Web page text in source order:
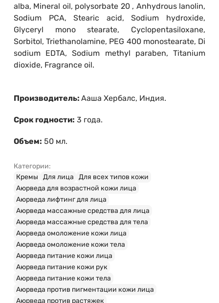
alba, Mineral oil, polysorbate 20 , Anhydrous lanolin,
Sodium PCA, Stearic acid, Sodium hydroxide,
Glyceryl mono stearate, Cyclopentasiloxane,
Sorbitol, Triethanolamine, PEG 400 monostearate, Di
sodium EDTA, Sodium methyl paraben, Titanium
dioxide, Fragrance oil.
Производитель: Ааша Хербалс, Индия.
Срок годности: 3 года.
Объем: 50 мл.
Категории:
Кремы
Для лица
Для всех типов кожи
Аюрведа для возрастной кожи лица
Аюрведа лифтинг для лица
Аюрведа массажные средства для лица
Аюрведа массажные средства для тела
Аюрведа омоложение кожи лица
Аюрведа омоложение кожи тела
Аюрведа питание кожи лица
Аюрведа питание кожи рук
Аюрведа питание кожи тела
Аюрведа против пигментации кожи лица
Аюрведа против растяжек